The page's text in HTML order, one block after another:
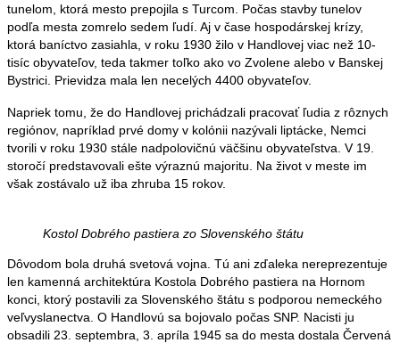
tunelom, ktorá mesto prepojila s Turcom. Počas stavby tunelov
podľa mesta zomrelo sedem ľudí. Aj v čase hospodárskej krízy,
ktorá baníctvo zasiahla, v roku 1930 žilo v Handlovej viac než 10-
tisíc obyvateľov, teda takmer toľko ako vo Zvolene alebo v Banskej
Bystrici. Prievidza mala len necelých 4400 obyvateľov.
Napriek tomu, že do Handlovej prichádzali pracovať ľudia z rôznych
regiónov, napríklad prvé domy v kolónii nazývali liptácke, Nemci
tvorili v roku 1930 stále nadpolovičnú väčšinu obyvateľstva. V 19.
storočí predstavovali ešte výraznú majoritu. Na život v meste im
však zostávalo už iba zhruba 15 rokov.
Kostol Dobrého pastiera zo Slovenského štátu
Dôvodom bola druhá svetová vojna. Tú ani zďaleka nereprezentuje
len kamenná architektúra Kostola Dobrého pastiera na Hornom
konci, ktorý postavili za Slovenského štátu s podporou nemeckého
veľvyslanectva. O Handlovú sa bojovalo počas SNP. Nacisti ju
obsadili 23. septembra, 3. apríla 1945 sa do mesta dostala Červená